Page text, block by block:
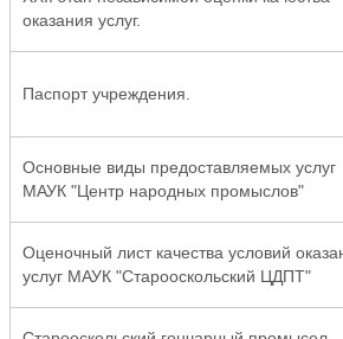
оказания услуг.
Паспорт учреждения.
Основные виды предоставляемых услуг
МАУК "Центр народных промыслов"
Оценочный лист качества условий
услуг МАУК "Старооскольский ЦДПТ"